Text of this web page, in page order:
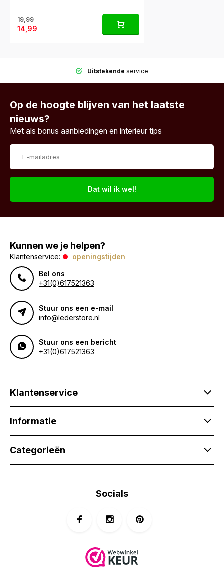
19,99
14,99
Uitstekende service
Op de hoogte blijven van het laatste
nieuws?
Met als bonus aanbiedingen en interieur tips
Dat wil ik wel!
Kunnen we je helpen?
Klantenservice:
openingstijden
Bel ons
+31(0)617521363
Stuur ons een e-mail
info@lederstore.nl
Stuur ons een bericht
+31(0)617521363
Klantenservice
Informatie
Categorieën
Socials